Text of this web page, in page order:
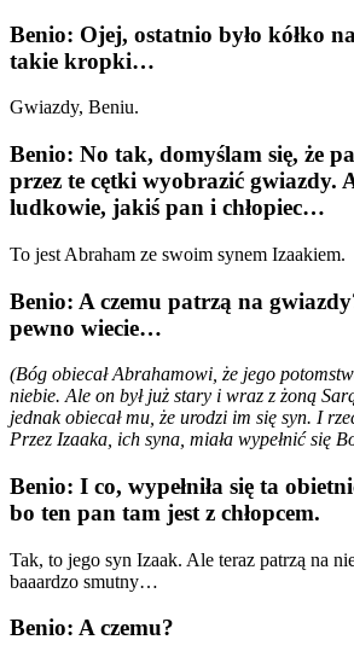
Benio: Ojej, ostatnio było kółko
takie kropki…
Gwiazdy, Beniu.
Benio: No tak, domyślam się, że
przez te cętki wyobrazić gwiazdy.
ludkowie, jakiś pan i chłopiec…
To jest Abraham ze swoim synem Izaakiem.
Benio: A czemu patrzą na
pewno wiecie…
(Bóg obiecał Abrahamowi, że jego
niebie. Ale on był już stary i wraz z żoną
jednak obiecał mu, że urodzi im się syn. I
Przez Izaaka, ich syna, miała wypełnić się
Benio: I co, wypełniła się ta
bo ten pan tam jest z chłopcem.
Tak, to jego syn Izaak. Ale teraz patrzą na
baaardzo smutny…
Benio: A czemu?